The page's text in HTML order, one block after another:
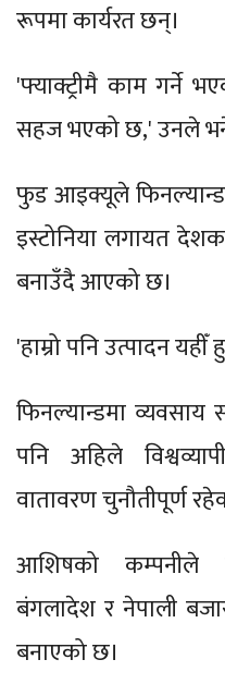
रूपमा कार्यरत छन्।
'फ्याक्ट्रीमै काम गर्ने
सहज भएको छ,' उनले
फुड आइक्यूले
इस्टोनिया लगायत
बनाउँदै आएको छ।
'हाम्रो पनि उत्पादन
फिनल्यान्डमा
पनि अहिले
वातावरण चुनौतीपूर्ण
आशिषको कम्पनीले
बंगलादेश र नेपाली
बनाएको छ।